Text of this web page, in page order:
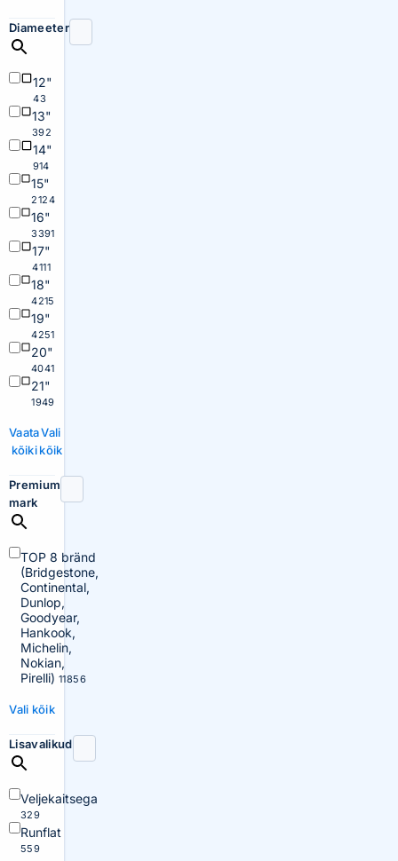
Diameeter
12"
43
13"
392
14"
914
15"
2124
16"
3391
17"
4111
18"
4215
19"
4251
20"
4041
21"
1949
Vaata
kõiki
Vali
kõik
Premium
mark
TOP 8 bränd
(Bridgestone,
Continental,
Dunlop,
Goodyear,
Hankook,
Michelin,
Nokian,
Pirelli) 11856
Vali kõik
Lisavalikud
Veljekaitsega
329
Runflat
559